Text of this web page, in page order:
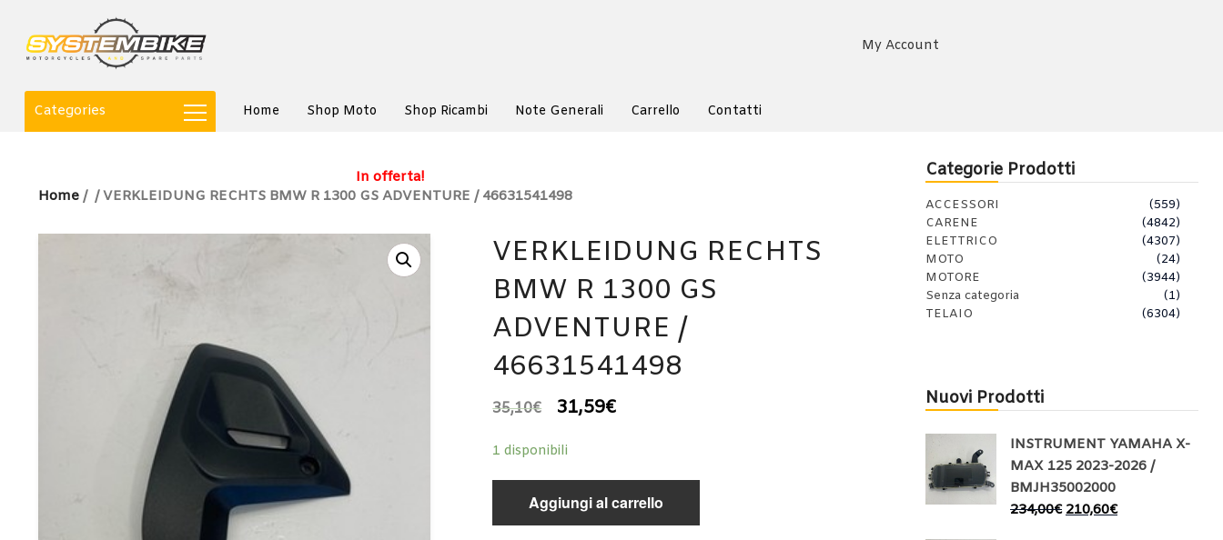
My Account
Categories Home Shop Moto Shop Ricambi Note Generali Carrello Contatti
Home / / VERKLEIDUNG RECHTS BMW R 1300 GS ADVENTURE / 46631541498
In offerta!
VERKLEIDUNG RECHTS
BMW R 1300 GS
ADVENTURE /
46631541498
35,10€ 31,59€
1 disponibili
Aggiungi al carrello
Categorie Prodotti
ACCESSORI
(559)
CARENE
(4842)
ELETTRICO
(4307)
MOTO
(24)
MOTORE
(3944)
Senza categoria
(1)
TELAIO
(6304)
Nuovi Prodotti
INSTRUMENT YAMAHA X-
MAX 125 2023-2026 /
BMJH35002000
234,00€ 210,60€